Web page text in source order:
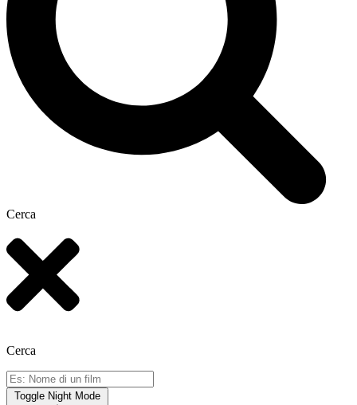
Cerca
Cerca
Toggle Night Mode